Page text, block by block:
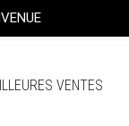
VENTES